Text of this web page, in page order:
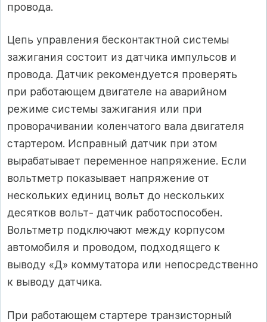
провода.
Цепь управления бесконтактной системы
зажигания состоит из датчика импульсов и
провода. Датчик рекомендуется проверять
при работающем двигателе на аварийном
режиме системы зажигания или при
проворачивании коленчатого вала двигателя
стартером. Исправный датчик при этом
вырабатывает переменное напряжение. Если
вольтметр показывает напряжение от
нескольких единиц вольт до нескольких
десятков вольт- датчик работоспособен.
Вольтметр подключают между корпусом
автомобиля и проводом, подходящего к
выводу «Д» коммутатора или непосредственно
к выводу датчика.
При работающем стартере транзисторный